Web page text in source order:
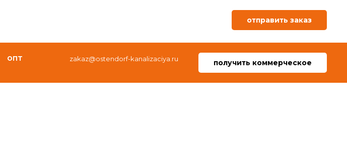
отправить заказ
опт
zakaz@ostendorf-kanalizaciya.ru получить коммерческое